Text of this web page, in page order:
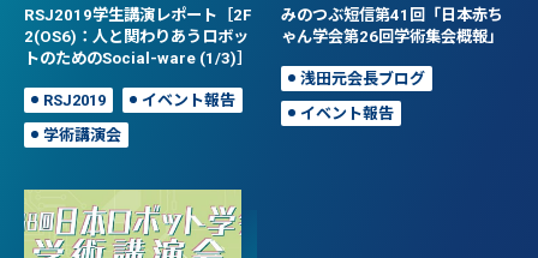
RSJ2019学生講演レポート［2F
2(OS6)：人と関わりあうロボッ
トのためのSocial-ware (1/3)］
RSJ2019 イベント報告
学術講演会
みのつぶ短信第41回「日本赤ち
ゃん学会第26回学術集会概報」
浅田元会長ブログ
イベント報告